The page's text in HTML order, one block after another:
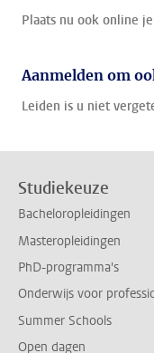
Plaats nu ook online
Aanmelden om
Leiden is u niet
Studiekeuze
Bacheloropleidingen
Masteropleidingen
PhD-programma's
Onderwijs voor
Summer Schools
Open dagen